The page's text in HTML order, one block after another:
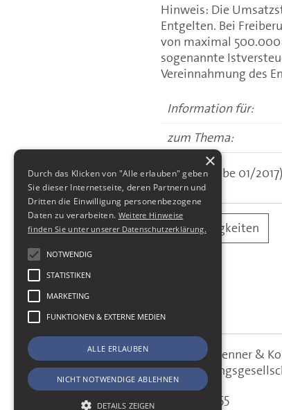
Hinweis: Die
Entgelten. Bei
von maximal 500.000
sogenannte
Vereinnahmung des
Information für:
zum Thema:
(aus: Ausgabe 01/2017)
alle Neuigkeiten
SBS
SBS Richter, Trenner &
Hohe Straße 55
×
Durch das Klicken von "Alle erlauben" geben
Sie dieser Internetseite, deren Partnern und
Dritten die Einwilligung personenbezogene
Daten zu verarbeiten. Weitere Hinweise
finden Sie unter unserer Datenschutzerklärung.
NOTWENDIG
STATISTIKEN
MARKETING
FUNKTIONEN & EXTERNE MEDIEN
ALLE ERLAUBEN
NICHT NOTWENDIGE ABLEHNEN
DETAILS ZEIGEN